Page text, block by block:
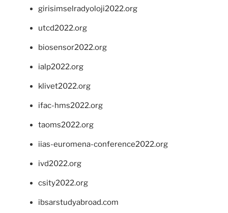
girisimselradyoloji2022.org
utcd2022.org
biosensor2022.org
ialp2022.org
klivet2022.org
ifac-hms2022.org
taoms2022.org
iias-euromena-conference2022.org
ivd2022.org
csity2022.org
ibsarstudyabroad.com